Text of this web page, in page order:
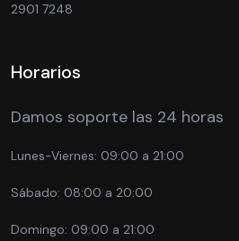
2901 7248
Horarios
Damos soporte las 24 horas
Lunes-Viernes: 09:00 a 21:00
Sábado: 08:00 a 20:00
Domingo: 09:00 a 21:00